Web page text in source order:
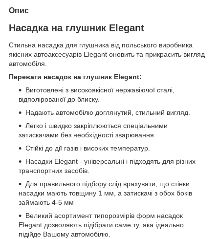
Опис
Насадка на глушник Elegant
Стильна насадка для глушника від польського виробника
якісних автоаксесуарів Elegant оновить та прикрасить вигляд
автомобіля.
Переваги насадок на глушник Elegant:
Виготовлені з високоякісної нержавіючої сталі,
відполірованої до блиску.
Надають автомобілю доглянутий, стильний вигляд.
Легко і швидко закріплюються спеціальними
затискачами без необхідності зварювання.
Стійкі до дії газів і високих температур.
Насадки Elegant - універсальні і підходять для різних
транспортних засобів.
Для правильного підбору слід врахувати, що стінки
насадки мають товщину 1 мм, а затискачі з обох боків
займають 4-5 мм
Великий асортимент типорозмірів форм насадок
Elegant дозволяють підібрати саме ту, яка ідеально
підійде Вашому автомобілю.